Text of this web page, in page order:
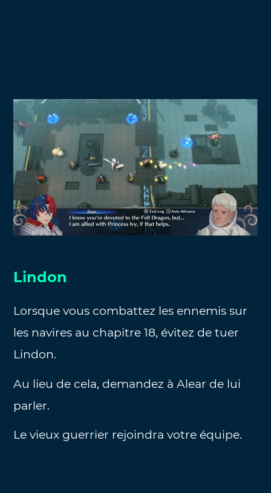
Lindon
Lorsque vous combattez les ennemis sur
les navires au chapitre 18, évitez de tuer
Lindon.
Au lieu de cela, demandez à Alear de lui
parler.
Le vieux guerrier rejoindra votre équipe.